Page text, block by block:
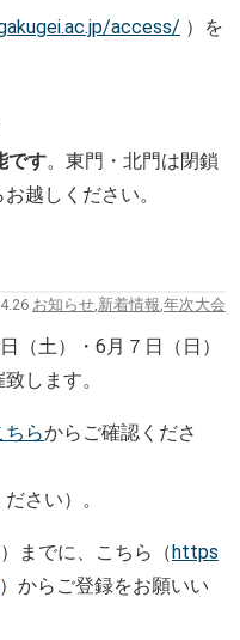
access/ ）を
です。東門・ 北門は閉鎖
越しください。
お知らせ 新着情報 年次大会
（土）・6月７日（日）
致します。
ちらからご確認くださ
さい）。
までに、こちら（ https
）からご登録をお願いい